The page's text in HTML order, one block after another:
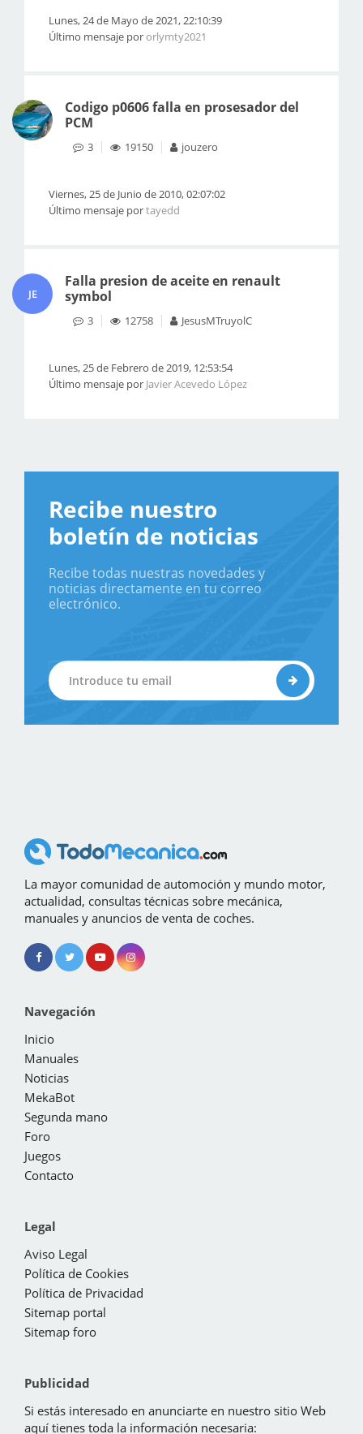
Lunes, 24 de Mayo de 2021, 22:10:39
Último mensaje pororlymty2021
Codigo p0606 falla en prosesador del
PCM
3 19150 jouzero
Viernes, 25 de Junio de 2010, 02:07:02
Último mensaje portayedd
JE
Falla presion de aceite en renault
symbol
3 12758 JesusMTruyolC
Lunes, 25 de Febrero de 2019, 12:53:54
Último mensaje por Javier Acevedo López
Recibe nuestro
boletín de noticias
Recibe todas nuestras novedades y
noticias directamente en tu correo
electrónico.
La mayor comunidad de automoción y mundo motor,
actualidad, consultas técnicas sobre mecánica,
manuales y anuncios de venta de coches.
Navegación
Inicio
Manuales
Noticias
MekaBot
Segunda mano
Foro
Juegos
Contacto
Legal
Aviso Legal
Política de Cookies
Política de Privacidad
Sitemap portal
Sitemap foro
Publicidad
Si estás interesado en anunciarte en nuestro sitio Web
aquí tienes toda la información necesaria: